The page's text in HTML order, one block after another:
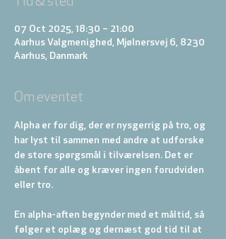
07 Oct 2025, 18:30 – 21:00
Aarhus Valgmenighed, Mjølnersvej 6, 8230
Aarhus, Danmark
Om eventet
Alpha er for dig, der er nysgerrig på tro, og
har lyst til sammen med andre at udforske
de store spørgsmål i tilværelsen. Det er
åbent for alle og kræver ingen forudviden
eller tro.
En alpha-aften begynder med et måltid, så
følger et oplæg og dernæst god tid til at